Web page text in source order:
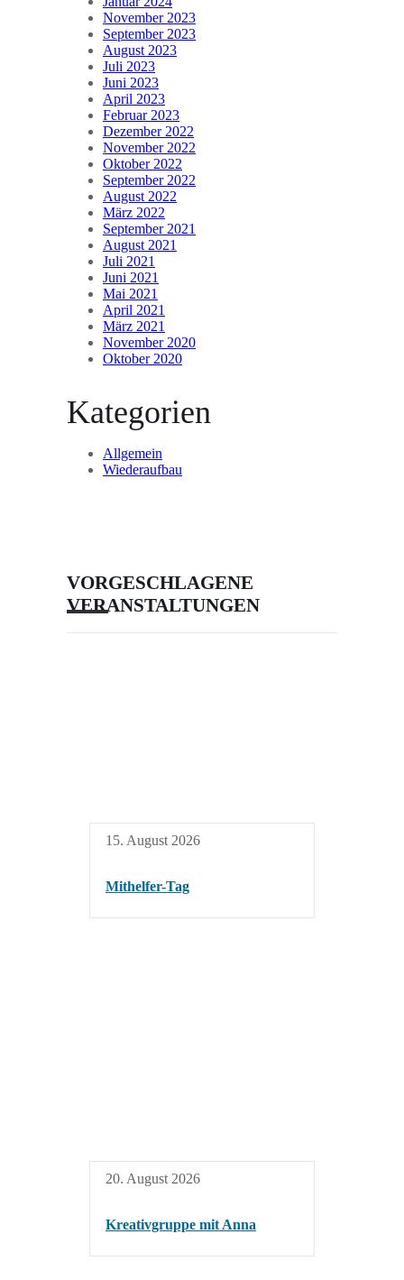
November 2023
September 2023
August 2023
Juli 2023
Juni 2023
April 2023
Februar 2023
Dezember 2022
November 2022
Oktober 2022
September 2022
August 2022
März 2022
September 2021
August 2021
Juli 2021
Juni 2021
Mai 2021
April 2021
März 2021
November 2020
Oktober 2020
Kategorien
Allgemein
Wiederaufbau
VORGESCHLAGENE
VERANSTALTUNGEN
15. August 2026
Mithelfer-Tag
20. August 2026
Kreativgruppe mit Anna